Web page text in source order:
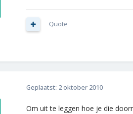
Quote
Geplaatst: 2 oktober 2010
Om uit te leggen hoe je die